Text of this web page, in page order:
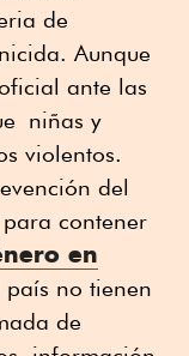
de
Aunque
ante las
niñas y
violentos.
del
contener
en
país no tienen
de